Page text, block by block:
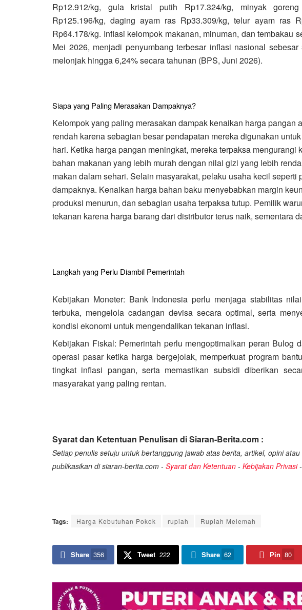
Rp12.912/kg, gula kristal putih Rp17.324/kg, minyak
Rp125.196/kg, daging ayam ras Rp33.309/kg, telur ayam ras
Rp64.178/kg. Inflasi kelompok makanan, minuman, dan tembakau
Mei 2026, menjadi penyumbang terbesar inflasi nasional
melonjak hingga 6,24% secara tahunan (BPS, Juni 2026).
Siapa yang Paling Merasakan Dampaknya?
Kelompok yang paling merasakan dampak kenaikan harga pangan
rendah karena sebagian besar pendapatan mereka digunakan
hari. Ketika harga pangan meningkat, mereka terpaksa
bahan makanan yang lebih murah dengan nilai gizi yang lebih
makan dalam sehari. Selain masyarakat, pelaku usaha kecil
dampaknya. Kenaikan harga bahan baku menyebabkan margin
produksi menurun, dan sebagian usaha terpaksa tutup. Pemilik
tekanan karena harga barang dari distributor terus naik, sementara
Langkah yang Perlu Diambil Pemerintah
Kebijakan Moneter: Bank Indonesia perlu menjaga stabilitas
terbuka, mengelola cadangan devisa secara optimal, serta
kondisi ekonomi untuk mengendalikan tekanan inflasi.
Kebijakan Fiskal: Pemerintah perlu mengoptimalkan peran Bulog
operasi pasar ketika harga bergejolak, memperkuat program
tingkat inflasi pangan, serta memastikan subsidi diberikan
masyarakat yang paling rentan.
Syarat dan Ketentuan Penulisan di Siaran-Berita.com :
Setiap penulis setuju untuk bertanggung jawab atas berita, artikel, opini
publikasikan di siaran-berita.com - Syarat dan Ketentuan - Kebijakan Privasi-
Tags: Harga Kebutuhan Pokok rupiah Rupiah Melemah
Share 356 Tweet 222 Share 62 Pin 80